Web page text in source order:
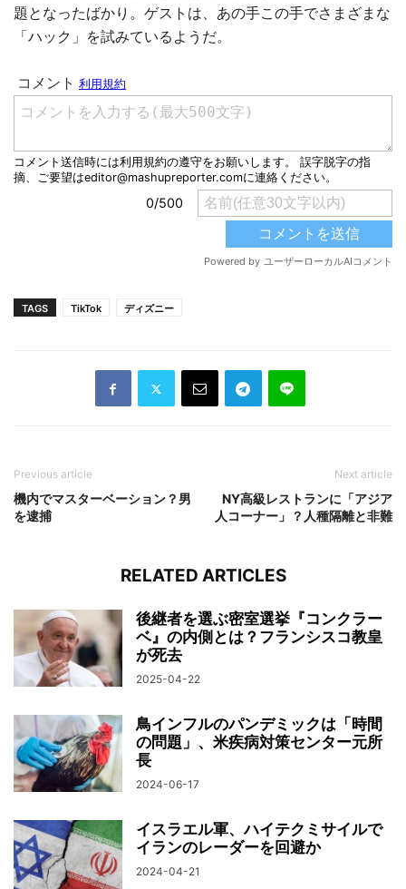
題となったばかり。ゲストは、あの手この手でさまざまな
「ハック」を試みているようだ。
TAGS TikTok ディズニー
Previous article
機内でマスターベーション？男
を逮捕
Next article
NY高級レストランに「アジア
人コーナー」？人種隔離と非難
RELATED ARTICLES
後継者を選ぶ密室選挙『コンクラー
ベ』の内側とは？フランシスコ教皇
が死去
2025-04-22
鳥インフルのパンデミックは「時間
の問題」、米疾病対策センター元所
長
2024-06-17
イスラエル軍、ハイテクミサイルで
イランのレーダーを回避か
2024-04-21